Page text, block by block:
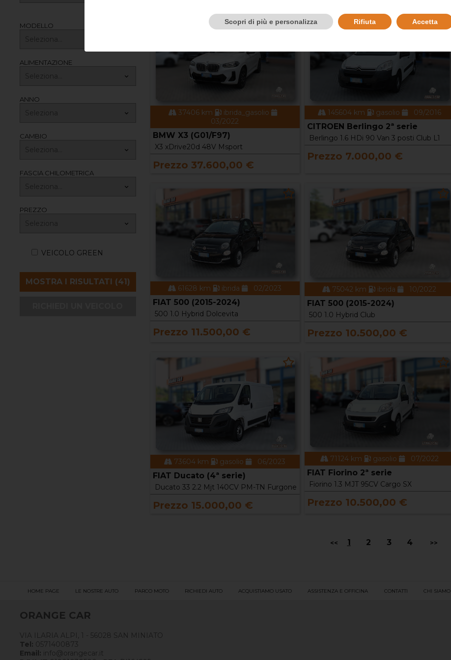
MODELLO
ALIMENTAZIONE
ANNO
CAMBIO
FASCIA CHILOMETRICA
PREZZO
VEICOLO GREEN
37406 km
ibrida_gasolio
03/2022
BMW X3 (G01/F97)
X3 xDrive20d 48V Msport
Prezzo 37.600,00 €
145604 km gasolio 09/2016
CITROEN Berlingo 2ª serie
Berlingo 1.6 HDi 90 Van 3 posti Club L1
Prezzo 7.000,00 €
61628 km ibrida 02/2023
FIAT 500 (2015-2024)
500 1.0 Hybrid Dolcevita
Prezzo 11.500,00 €
75042 km ibrida 10/2022
FIAT 500 (2015-2024)
500 1.0 Hybrid Club
Prezzo 10.500,00 €
73604 km gasolio 06/2023
FIAT Ducato (4ª serie)
Ducato 33 2.2 Mjt 140CV PM-TN Furgone
Prezzo 15.000,00 €
71124 km gasolio 07/2022
FIAT Fiorino 2ª serie
Fiorino 1.3 MJT 95CV Cargo SX
Prezzo 10.500,00 €
<< 1 2 3 4 >>
HOME PAGE LE NOSTRE AUTO PARCO MOTO RICHIEDI AUTO ACQUISTIAMO USATO ASSISTENZA E OFFICINA CONTATTI CHI SIAMO
ORANGE CAR
VIA ILARIA ALPI, 1 - 56028 SAN MINIATO
Tel: 0571400873
Email: info@orangecar.it
Scopri di più e personalizza Rifiuta Accetta